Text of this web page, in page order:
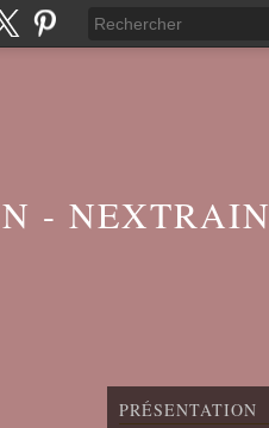
- NEXTRAIN
PRÉSENTATION